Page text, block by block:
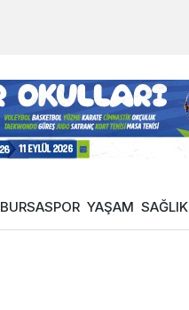
BURSASPOR YAŞAM SAĞLIK